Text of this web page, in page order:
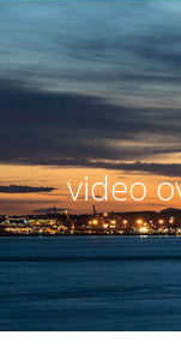
video